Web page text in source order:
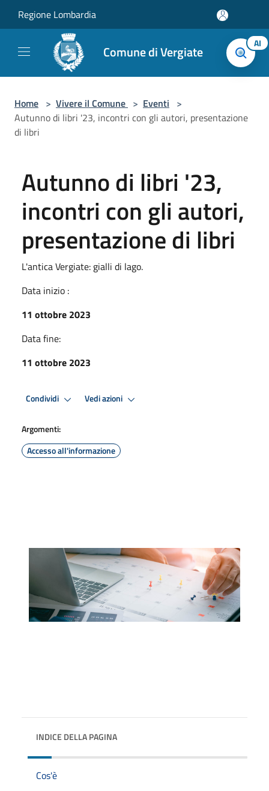
Regione Lombardia
Comune di Vergiate AI
Home > Vivere il Comune > Eventi >
Autunno di libri '23, incontri con gli autori, presentazione
di libri
Autunno di libri '23,
incontri con gli autori,
presentazione di libri
L'antica Vergiate: gialli di lago.
Data inizio :
11 ottobre 2023
Data fine:
11 ottobre 2023
Condividi Vedi azioni
Argomenti:
Accesso all'informazione
INDICE DELLA PAGINA
Cos'è